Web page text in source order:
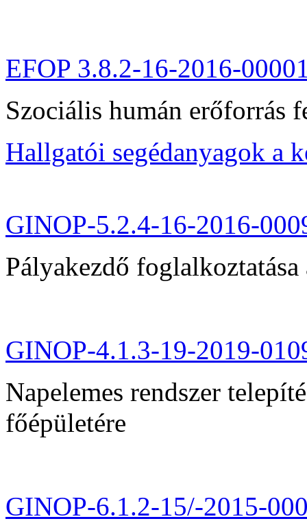
EFOP 3.8.2-16-2016-
Szociális humán erőforrás
Hallgatói segédanyagok a
GINOP-5.2.4-16-2016-
Pályakezdő
GINOP-4.1.3-19-2019-
Napelemes rendszer
főépületére
GINOP-6.1.2-15/-2015-